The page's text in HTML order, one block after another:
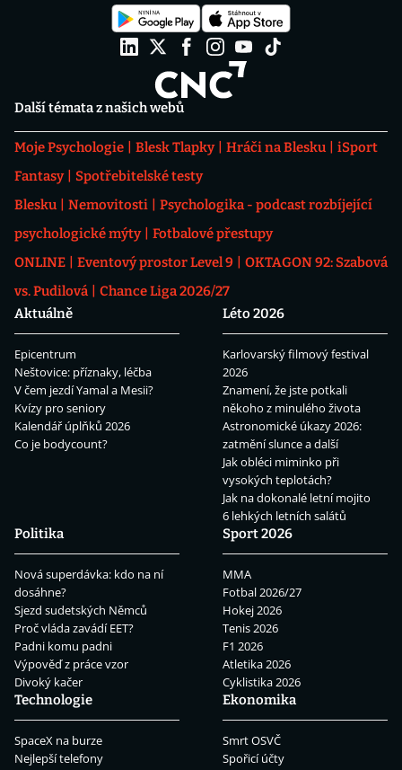
Další témata z našich webů
Moje Psychologie Blesk Tlapky Hráči na Blesku
iSport
Fantasy
Spotřebitelské testy
Blesku
Nemovitosti
Psychologika - podcast rozbíjející
psychologické mýty
Fotbalové přestupy
ONLINE
Eventový prostor Level 9
OKTAGON 92: Szabová
vs. Pudilová
Chance Liga 2026/27
Aktuálně
Epicentrum
Neštovice: příznaky, léčba
V čem jezdí Yamal a Mesii?
Kvízy pro seniory
Kalendář úplňků 2026
Co je bodycount?
Léto 2026
Karlovarský filmový festival
2026
Znamení, že jste potkali
někoho z minulého života
Astronomické úkazy 2026:
zatmění slunce a další
Jak obléci miminko při
vysokých teplotách?
Jak na dokonalé letní mojito
6 lehkých letních salátů
Politika
Nová superdávka: kdo na ní
dosáhne?
Sjezd sudetských Němců
Proč vláda zavádí EET?
Padni komu padni
Výpověď z práce vzor
Divoký kačer
Sport 2026
MMA
Fotbal 2026/27
Hokej 2026
Tenis 2026
F1 2026
Atletika 2026
Cyklistika 2026
Technologie
SpaceX na burze
Nejlepší telefony
Ekonomika
Smrt OSVČ
Spořicí účty